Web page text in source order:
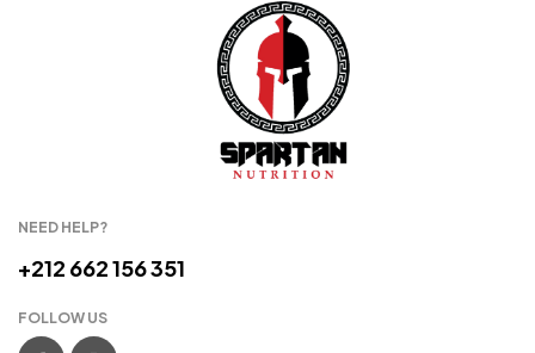
NEED HELP?
+212 662 156 351
FOLLOW US